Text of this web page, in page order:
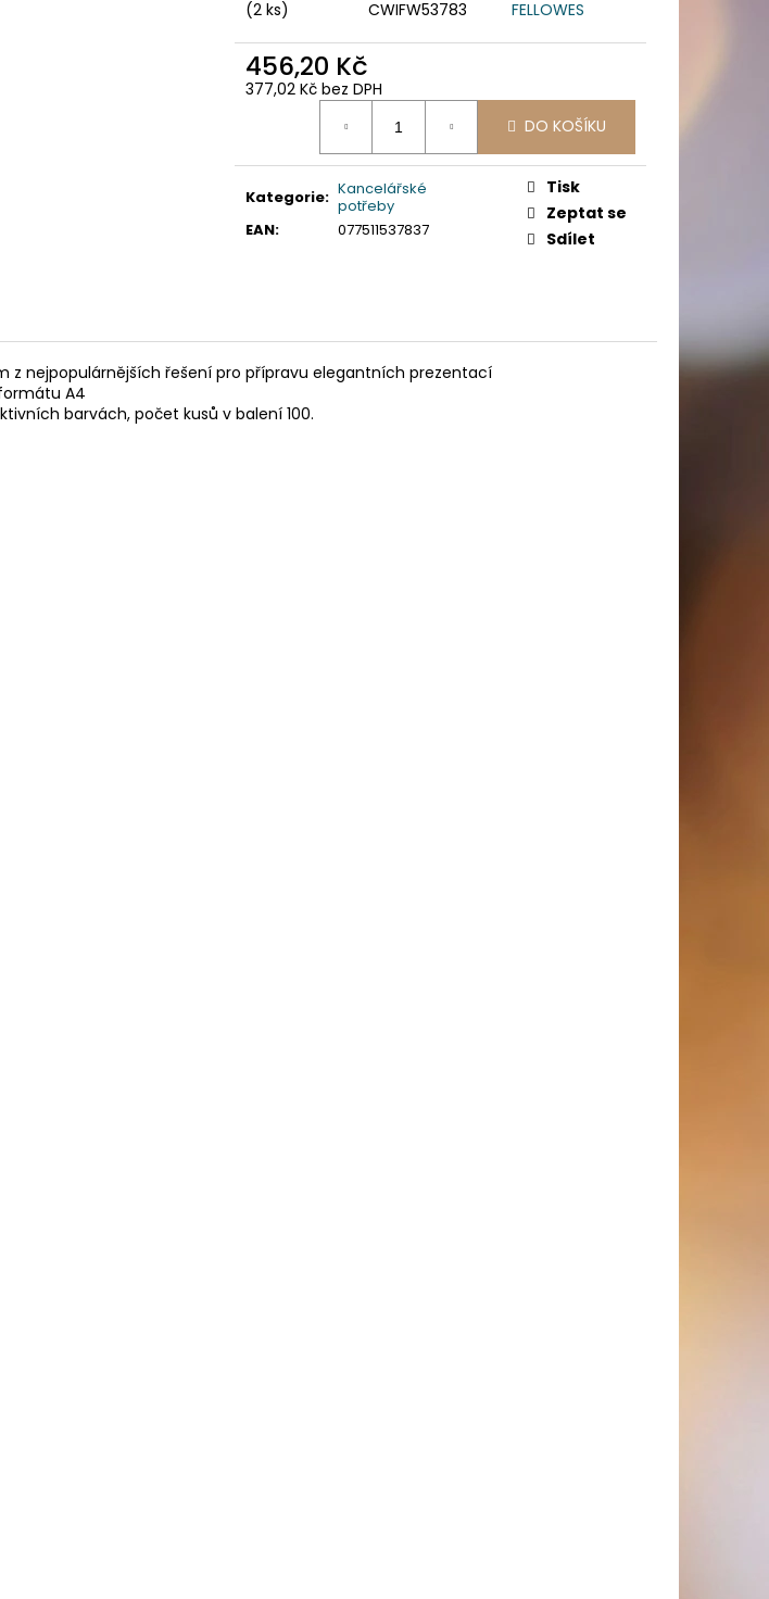
(2 ks)
CWIFW53783
FELLOWES
456,20 Kč
377,02 Kč bez DPH
DO KOŠÍKU
Kategorie: Kancelářské
potřeby
EAN: 077511537837
Tisk
Zeptat se
Sdílet
z nejpopulárnějších řešení pro přípravu elegantních prezentací
A4
barvách, počet kusů v balení 100.
ETIKETY SAMOLEPICÍ 70X37 MM POTISK